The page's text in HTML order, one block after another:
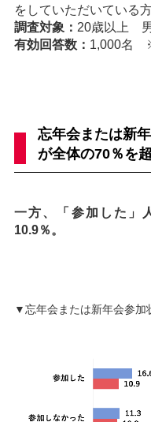
をしていただいている方
調査対象： 20歳以上
有効回答数： 1,000名
忘年会または新
が全体の70％を
一方、「参加した」
10.9％。
▼忘年会または新年会参加